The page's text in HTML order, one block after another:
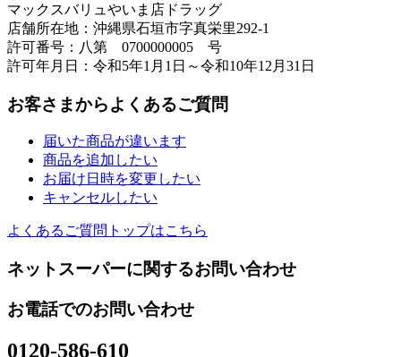
マックスバリュやいま店ドラッグ
店舗所在地：沖縄県石垣市字真栄里292-1
許可番号：八第 0700000005 号
許可年月日：令和5年1月1日～令和10年12月31日
お客さまからよくあるご質問
届いた商品が違います
商品を追加したい
お届け日時を変更したい
キャンセルしたい
よくあるご質問トップはこちら
ネットスーパーに関するお問い合わせ
お電話でのお問い合わせ
0120-586-610